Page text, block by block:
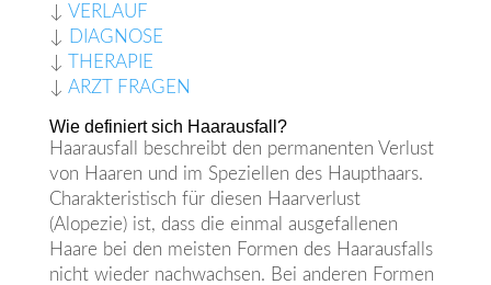
↓ VERLAUF
↓
DIAGNOSE
↓
THERAPIE
↓ ARZT FRAGEN
Wie definiert sich Haarausfall?
Haarausfall beschreibt den permanenten Verlust
von Haaren und im Speziellen des Haupthaars.
Charakteristisch für diesen Haarverlust
(Alopezie) ist, dass die einmal ausgefallenen
Haare bei den meisten Formen des Haarausfalls
nicht wieder nachwachsen. Bei anderen Formen